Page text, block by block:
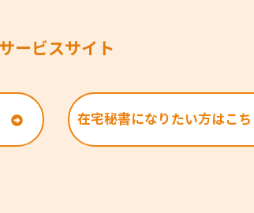
サービスサイト
在宅秘書になりたい方はこち